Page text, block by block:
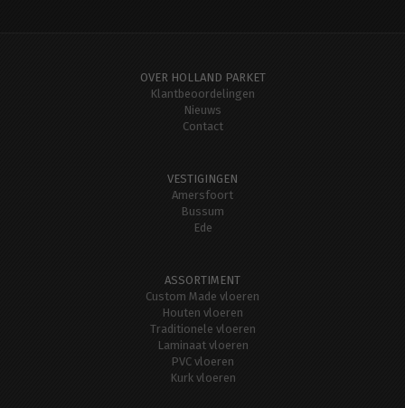
OVER HOLLAND PARKET
Klantbeoordelingen
Nieuws
Contact
VESTIGINGEN
Amersfoort
Bussum
Ede
ASSORTIMENT
Custom Made vloeren
Houten vloeren
Traditionele vloeren
Laminaat vloeren
PVC vloeren
Kurk vloeren